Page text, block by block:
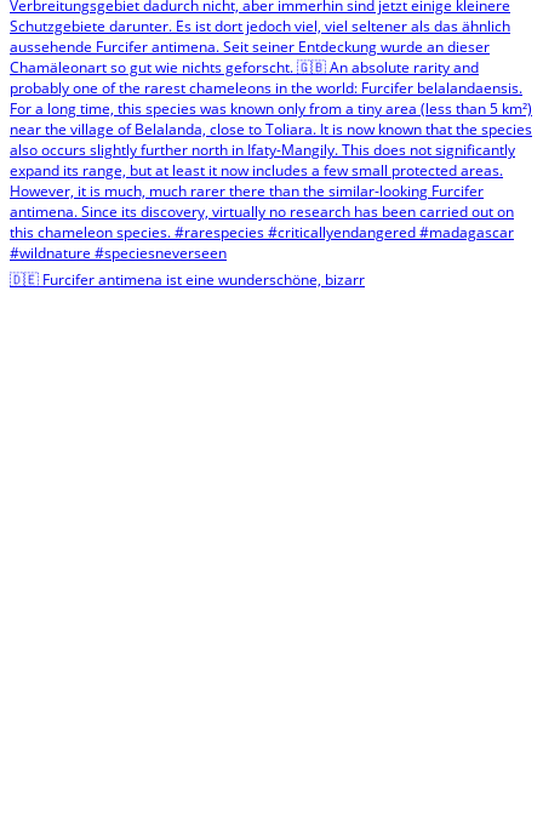
🇩🇪 Furcifer antimena ist eine wunderschöne, bizarr